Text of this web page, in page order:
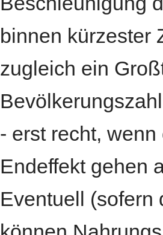
binnen kürzester
zugleich ein
- erst recht,
Endeffekt gehen
Eventuell (sofern